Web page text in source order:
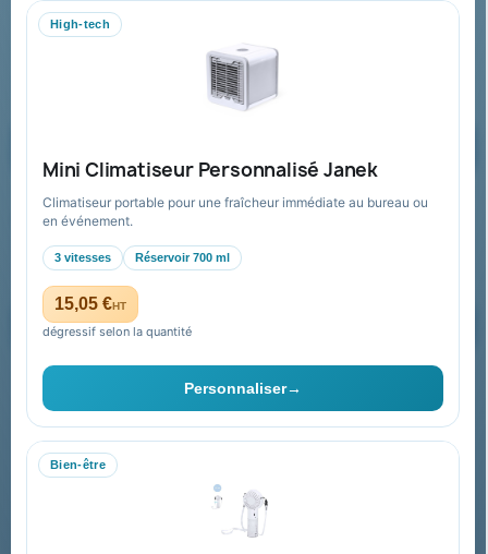
High-tech
Mini Climatiseur Personnalisé Janek
Climatiseur portable pour une fraîcheur immédiate au bureau ou
en événement.
3 vitesses Réservoir 700 ml
15,05 €HT
dégressif selon la quantité
Personnaliser→
Bien-être
WhatsApp
equipe@promenoch-goodies.com
Recevez nos offres spéciales
Vous pouvez vous désinscrire à tout moment. Vous trouverez pour
cela nos informations de contact dans les conditions d'utilisation du
site.
Collectivités & administrations
Devis, mandat administratif et facturation Chorus Pro